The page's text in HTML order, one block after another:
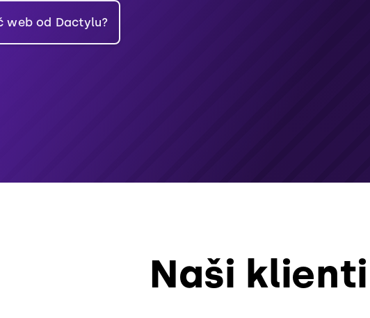
web od Dactylu?
Naši klienti